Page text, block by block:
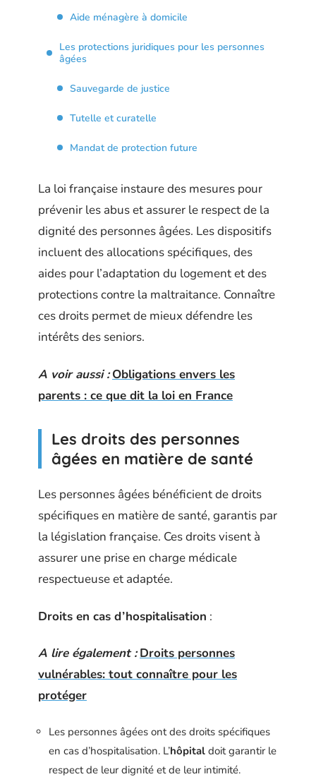
Aide ménagère à domicile
Les protections juridiques pour les personnes
âgées
Sauvegarde de justice
Tutelle et curatelle
Mandat de protection future
La loi française instaure des mesures pour
prévenir les abus et assurer le respect de la
dignité des personnes âgées. Les dispositifs
incluent des allocations spécifiques, des
aides pour l’adaptation du logement et des
protections contre la maltraitance. Connaître
ces droits permet de mieux défendre les
intérêts des seniors.
A voir aussi : Obligations envers les
parents : ce que dit la loi en France
Les droits des personnes
âgées en matière de santé
Les personnes âgées bénéficient de droits
spécifiques en matière de santé, garantis par
la législation française. Ces droits visent à
assurer une prise en charge médicale
respectueuse et adaptée.
Droits en cas d’hospitalisation :
A lire également : Droits personnes
vulnérables: tout connaître pour les
protéger
Les personnes âgées ont des droits spécifiques
en cas d’hospitalisation. L’hôpital doit garantir le
respect de leur dignité et de leur intimité.